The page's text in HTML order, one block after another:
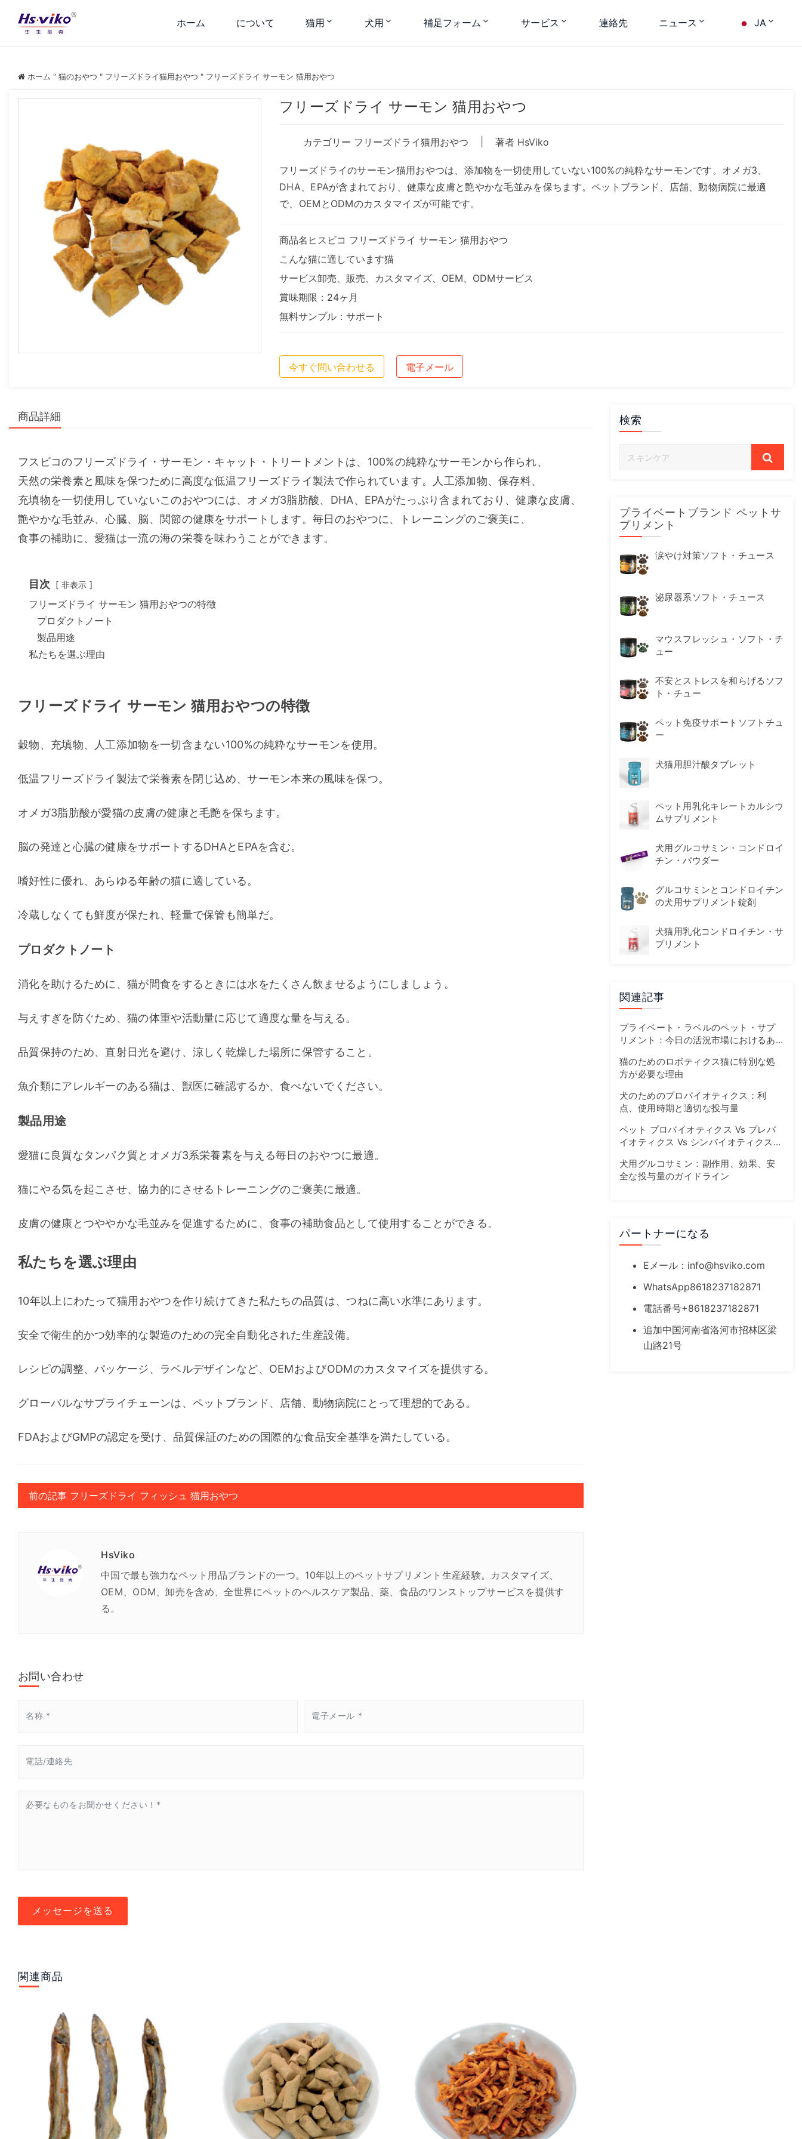
ホーム について 猫用 犬用 補足フォーム サービス 連絡先 ニュース JA
ホーム " 猫のおやつ " フリーズドライ猫用おやつ " フリーズドライ サーモン 猫用おやつ
フリーズドライ サーモン 猫用おやつ
カテゴリー フリーズドライ猫用おやつ 著者 HsViko
フリーズドライのサーモン猫用おやつは、添加物を一切使用していない100%の純粋なサーモンです。オメガ3、
DHA、EPAが含まれており、健康な皮膚と艶やかな毛並みを保ちます。ペットブランド、店舗、動物病院に最適
で、OEMとODMのカスタマイズが可能です。
商品名ヒスビコ フリーズドライ サーモン 猫用おやつ
こんな猫に適しています猫
サービス卸売、販売、カスタマイズ、OEM、ODMサービス
賞味期限：24ヶ月
無料サンプル：サポート
今すぐ問い合わせる 電子メール
商品詳細
フスビコのフリーズドライ・サーモン・キャット・トリートメントは、100%の純粋なサーモンから作られ、
天然の栄養素と風味を保つために高度な低温フリーズドライ製法で作られています。人工添加物、保存料、
充填物を一切使用していないこのおやつには、オメガ3脂肪酸、DHA、EPAがたっぷり含まれており、健康な皮膚、
艶やかな毛並み、心臓、脳、関節の健康をサポートします。毎日のおやつに、トレーニングのご褒美に、
食事の補助に、愛猫は一流の海の栄養を味わうことができます。
目次 非表示
フリーズドライ サーモン 猫用おやつの特徴
プロダクトノート
製品用途
私たちを選ぶ理由
フリーズドライ サーモン 猫用おやつの特徴
穀物、充填物、人工添加物を一切含まない100%の純粋なサーモンを使用。
低温フリーズドライ製法で栄養素を閉じ込め、サーモン本来の風味を保つ。
オメガ3脂肪酸が愛猫の皮膚の健康と毛艶を保ちます。
脳の発達と心臓の健康をサポートするDHAとEPAを含む。
嗜好性に優れ、あらゆる年齢の猫に適している。
冷蔵しなくても鮮度が保たれ、軽量で保管も簡単だ。
プロダクトノート
消化を助けるために、猫が間食をするときには水をたくさん飲ませるようにしましょう。
与えすぎを防ぐため、猫の体重や活動量に応じて適度な量を与える。
品質保持のため、直射日光を避け、涼しく乾燥した場所に保管すること。
魚介類にアレルギーのある猫は、獣医に確認するか、食べないでください。
製品用途
愛猫に良質なタンパク質とオメガ3系栄養素を与える毎日のおやつに最適。
猫にやる気を起こさせ、協力的にさせるトレーニングのご褒美に最適。
皮膚の健康とつややかな毛並みを促進するために、食事の補助食品として使用することができる。
私たちを選ぶ理由
10年以上にわたって猫用おやつを作り続けてきた私たちの品質は、つねに高い水準にあります。
安全で衛生的かつ効率的な製造のための完全自動化された生産設備。
レシピの調整、パッケージ、ラベルデザインなど、OEMおよびODMのカスタマイズを提供する。
グローバルなサプライチェーンは、ペットブランド、店舗、動物病院にとって理想的である。
FDAおよびGMPの認定を受け、品質保証のための国際的な食品安全基準を満たしている。
前の記事 フリーズドライ フィッシュ 猫用おやつ
HsViko
中国で最も強力なペット用品ブランドの一つ。10年以上のペットサプリメント生産経験。カスタマイズ、
OEM、ODM、卸売を含め、全世界にペットのヘルスケア製品、薬、食品のワンストップサービスを提供す
る。
お問い合わせ
メッセージを送る
関連商品
検索
プライベートブランド ペットサ
プリメント
涙やけ対策ソフト・チュース
泌尿器系ソフト・チュース
マウスフレッシュ・ソフト・チ
ュー
不安とストレスを和らげるソフ
ト・チュー
ペット免疫サポートソフトチュ
ー
犬猫用胆汁酸タブレット
ペット用乳化キレートカルシウ
ムサプリメント
犬用グルコサミン・コンドロイ
チン・パウダー
グルコサミンとコンドロイチン
の犬用サプリメント錠剤
犬猫用乳化コンドロイチン・サ
プリメント
関連記事
プライベート・ラベルのペット・サプ
リメント：今日の活況市場におけるあ
猫のためのロボティクス猫に特別な処
方が必要な理由
犬のためのプロバイオティクス：利
点、使用時期と適切な投与量
ペット プロバイオティクス Vs プレバ
イオティクス Vs シンバイオティクス：
犬用グルコサミン：副作用、効果、安
全な投与量のガイドライン
パートナーになる
Eメール： info@hsviko.com
WhatsApp8618237182871
電話番号+8618237182871
追加中国河南省洛河市招林区梁
山路21号